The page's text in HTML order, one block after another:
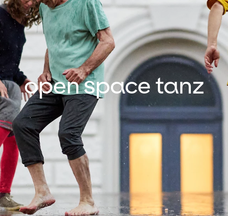
open space tanz